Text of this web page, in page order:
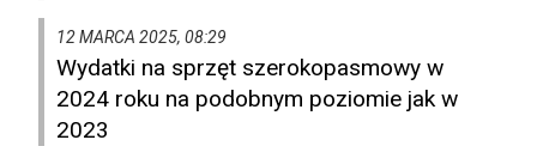
12 MARCA 2025, 08:29
Wydatki na sprzęt szerokopasmowy w
2024 roku na podobnym poziomie jak w
2023